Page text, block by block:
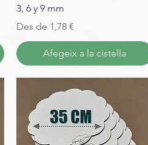
3, 6 y 9 mm
Des de 1,78 €
Preu d'oferta
Afegeix a la cistella